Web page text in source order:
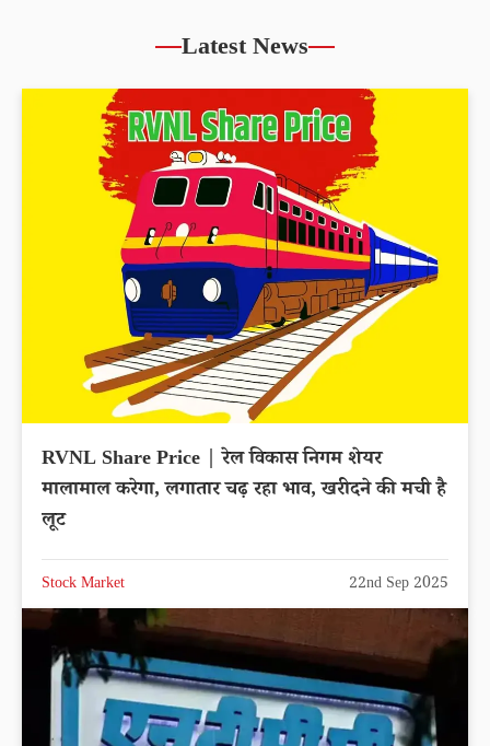
Latest News
RVNL Share Price | रेल विकास निगम शेयर
मालामाल करेगा, लगातार चढ़ रहा भाव, खरीदने की मची है
लूट
Stock Market 22nd Sep 2025